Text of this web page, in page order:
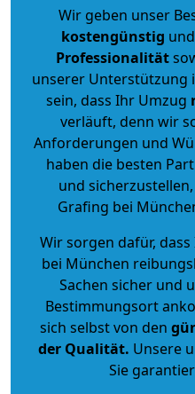
Wir geben unser
kostengünstig
Professionalität
unserer Unterstützung
sein, dass Ihr Umzug
verläuft, denn wir
Anforderungen und
haben die besten
und
Grafing bei
Wir sorgen dafür,
bei München
Sachen sicher und
Bestimmungsort
sich selbst von den
der Qualität. Unsere
Sie